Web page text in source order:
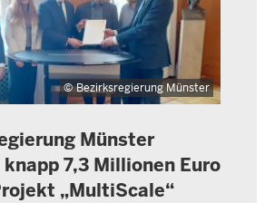
Bezirksregierung Münster
Münster
7,3 Millionen Euro
„MultiScale“